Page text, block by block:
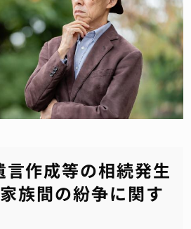
言作成等の相続発生
族間の紛争に関す